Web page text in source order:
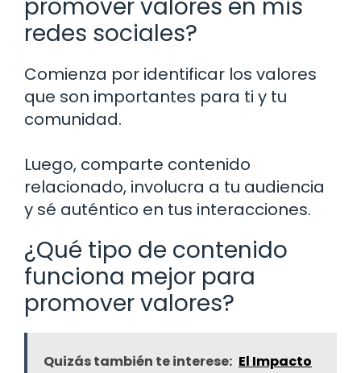
promover valores en mis
redes sociales?
Comienza por identificar los valores
que son importantes para ti y tu
comunidad.
Luego, comparte contenido
relacionado, involucra a tu audiencia
y sé auténtico en tus interacciones.
¿Qué tipo de contenido
funciona mejor para
promover valores?
Quizás también te interese: El Impacto